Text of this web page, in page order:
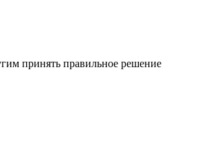
принять правильное решение